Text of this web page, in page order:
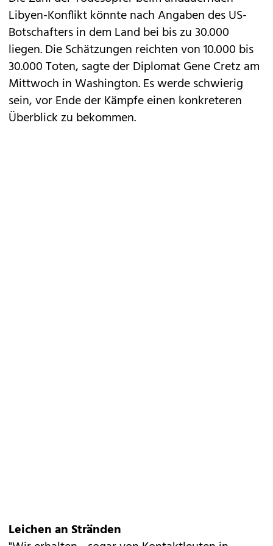
Libyen-Konflikt könnte nach Angaben des US-
Botschafters in dem Land bei bis zu 30.000
liegen. Die Schätzungen reichten von 10.000 bis
30.000 Toten, sagte der Diplomat Gene Cretz am
Mittwoch in Washington. Es werde schwierig
sein, vor Ende der Kämpfe einen konkreteren
Überblick zu bekommen.
Leichen an Stränden